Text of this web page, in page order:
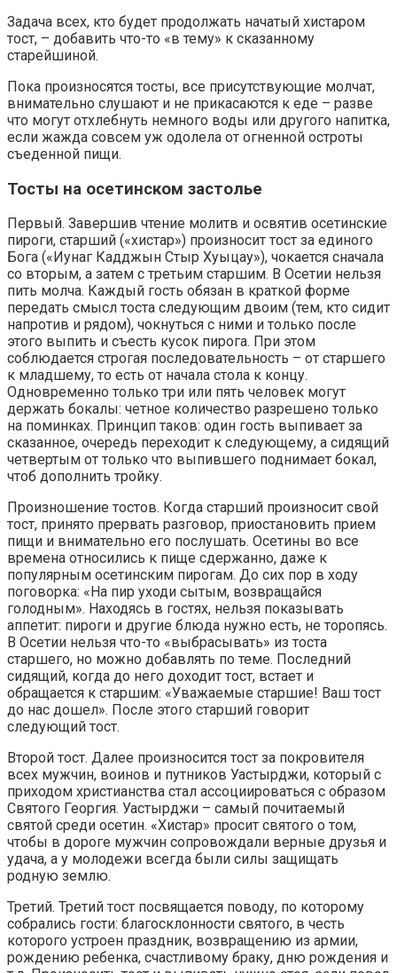
Задача всех, кто будет продолжать начатый хистаром
тост, – добавить что-то «в тему» к сказанному
старейшиной.
Пока произносятся тосты, все присутствующие молчат,
внимательно слушают и не прикасаются к еде – разве
что могут отхлебнуть немного воды или другого напитка,
если жажда совсем уж одолела от огненной остроты
съеденной пищи.
Тосты на осетинском застолье
Первый. Завершив чтение молитв и освятив осетинские
пироги, старший («хистар») произносит тост за единого
Бога («Иунаг Кадджын Стыр Хуыцау»), чокается сначала
со вторым, а затем с третьим старшим. В Осетии нельзя
пить молча. Каждый гость обязан в краткой форме
передать смысл тоста следующим двоим (тем, кто сидит
напротив и рядом), чокнуться с ними и только после
этого выпить и съесть кусок пирога. При этом
соблюдается строгая последовательность – от старшего
к младшему, то есть от начала стола к концу.
Одновременно только три или пять человек могут
держать бокалы: четное количество разрешено только
на поминках. Принцип таков: один гость выпивает за
сказанное, очередь переходит к следующему, а сидящий
четвертым от только что выпившего поднимает бокал,
чтоб дополнить тройку.
Произношение тостов. Когда старший произносит свой
тост, принято прервать разговор, приостановить прием
пищи и внимательно его послушать. Осетины во все
времена относились к пище сдержанно, даже к
популярным осетинским пирогам. До сих пор в ходу
поговорка: «На пир уходи сытым, возвращайся
голодным». Находясь в гостях, нельзя показывать
аппетит: пироги и другие блюда нужно есть, не торопясь.
В Осетии нельзя что-то «выбрасывать» из тоста
старшего, но можно добавлять по теме. Последний
сидящий, когда до него доходит тост, встает и
обращается к старшим: «Уважаемые старшие! Ваш тост
до нас дошел». После этого старший говорит
следующий тост.
Второй тост. Далее произносится тост за покровителя
всех мужчин, воинов и путников Уастырджи, который с
приходом христианства стал ассоциироваться с образом
Святого Георгия. Уастырджи – самый почитаемый
святой среди осетин. «Хистар» просит святого о том,
чтобы в дороге мужчин сопровождали верные друзья и
удача, а у молодежи всегда были силы защищать
родную землю.
Третий. Третий тост посвящается поводу, по которому
собрались гости: благосклонности святого, в честь
которого устроен праздник, возвращению из армии,
рождению ребенка, счастливому браку, дню рождения и